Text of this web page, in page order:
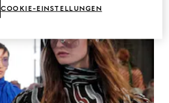
COOKIE-EINSTELLUNGEN